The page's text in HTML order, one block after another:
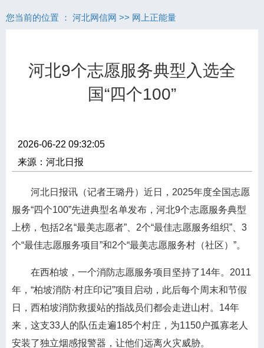
您当前的位置 ： 河北网信网 >> 网上正能量
河北9个志愿服务典型入选全
国“四个100”
2026-06-22 09:32:05
来源：河北日报
河北日报讯（记者王璐丹）近日，2025年度全国志愿
服务“四个100”先进典型名单发布，河北9个志愿服务典型
上榜，包括2名“最美志愿者”、2个“最佳志愿服务组织”、3
个“最佳志愿服务项目”和2个“最美志愿服务村（社区）”。
在西柏坡，一个消防志愿服务项目坚持了14年。2011
年，“柏坡消防·村庄印记”项目启动，此后每个周末和节假
日，西柏坡消防救援站的指战员们都会走进山村。14年
来，这支33人的队伍走遍185个村庄，为1150户孤寡老人
安装了独立烟感报警器，让他们远离火灾威胁。